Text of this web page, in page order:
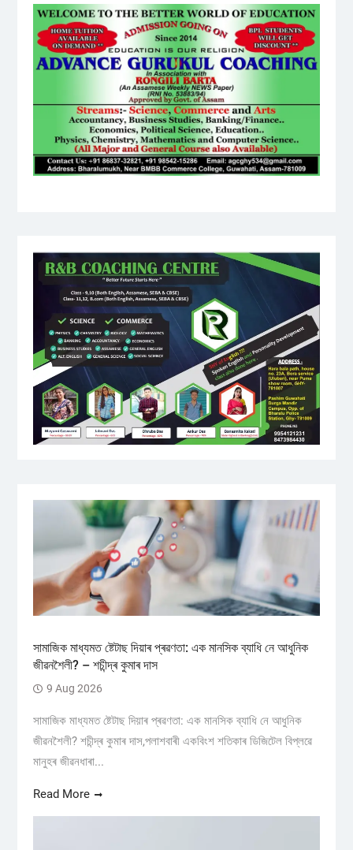
সামাজিক মাধ্যমত ষ্টেটাছ দিয়াৰ প্ৰৱণতা: এক মানসিক ব্যাধি নে আধুনিক
জীৱনশৈলী? – শচীন্দ্ৰ কুমাৰ দাস
9 Aug 2026
সামাজিক মাধ্যমত ষ্টেটাছ দিয়াৰ প্ৰৱণতা: এক মানসিক ব্যাধি নে আধুনিক
জীৱনশৈলী? শচীন্দ্ৰ কুমাৰ দাস,পলাশবাৰী একবিংশ শতিকাৰ ডিজিটেল বিপ্লৱে
মানুহৰ জীৱনধাৰা...
Read More